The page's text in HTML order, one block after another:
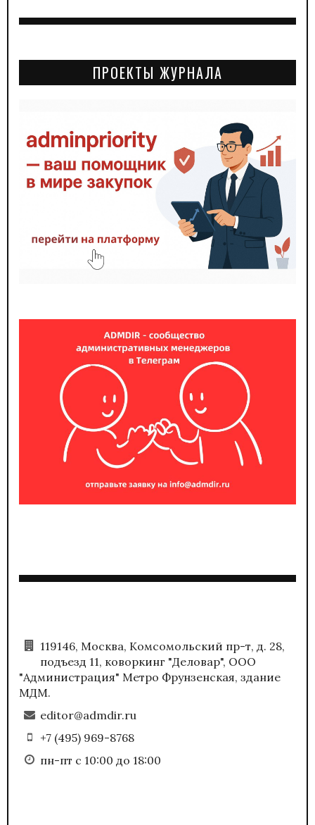
ПРОЕКТЫ ЖУРНАЛА
119146, Москва, Комсомольский пр-т, д. 28,
подъезд 11, коворкинг "Деловар", ООО
"Администрация" Метро Фрунзенская, здание
МДМ.
editor@admdir.ru
+7 (495) 969-8768
пн-пт с 10:00 до 18:00